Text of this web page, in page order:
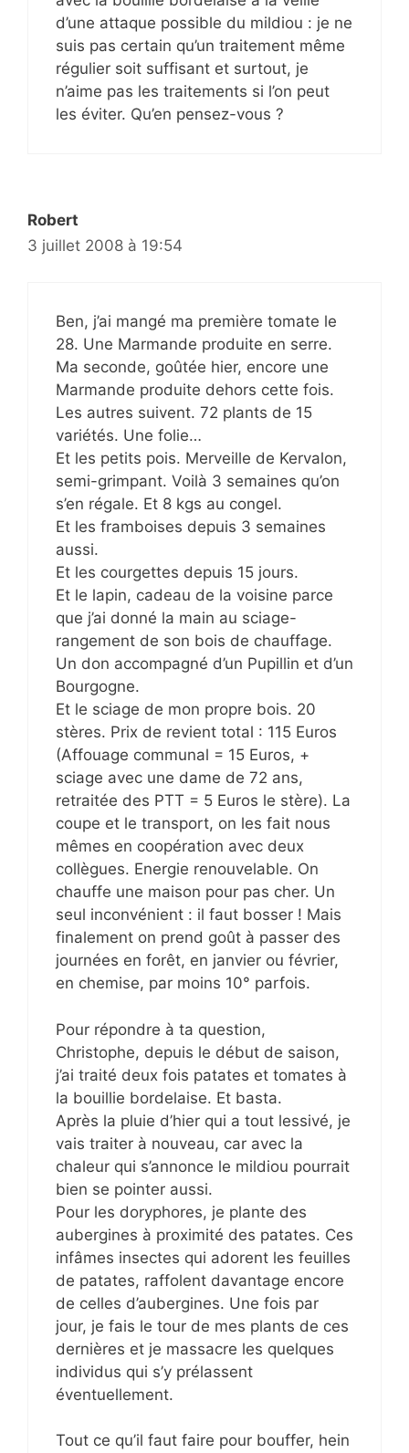
d’une attaque possible du mildiou : je ne
suis pas certain qu’un traitement même
régulier soit suffisant et surtout, je
n’aime pas les traitements si l’on peut
les éviter. Qu’en pensez-vous ?
Robert
3 juillet 2008 à 19:54
Ben, j’ai mangé ma première tomate le
28. Une Marmande produite en serre.
Ma seconde, goûtée hier, encore une
Marmande produite dehors cette fois.
Les autres suivent. 72 plants de 15
variétés. Une folie…
Et les petits pois. Merveille de Kervalon,
semi-grimpant. Voilà 3 semaines qu’on
s’en régale. Et 8 kgs au congel.
Et les framboises depuis 3 semaines
aussi.
Et les courgettes depuis 15 jours.
Et le lapin, cadeau de la voisine parce
que j’ai donné la main au sciage-
rangement de son bois de chauffage.
Un don accompagné d’un Pupillin et d’un
Bourgogne.
Et le sciage de mon propre bois. 20
stères. Prix de revient total : 115 Euros
(Affouage communal = 15 Euros, +
sciage avec une dame de 72 ans,
retraitée des PTT = 5 Euros le stère). La
coupe et le transport, on les fait nous
mêmes en coopération avec deux
collègues. Energie renouvelable. On
chauffe une maison pour pas cher. Un
seul inconvénient : il faut bosser ! Mais
finalement on prend goût à passer des
journées en forêt, en janvier ou février,
en chemise, par moins 10° parfois.
Pour répondre à ta question,
Christophe, depuis le début de saison,
j’ai traité deux fois patates et tomates à
la bouillie bordelaise. Et basta.
Après la pluie d’hier qui a tout lessivé, je
vais traiter à nouveau, car avec la
chaleur qui s’annonce le mildiou pourrait
bien se pointer aussi.
Pour les doryphores, je plante des
aubergines à proximité des patates. Ces
infâmes insectes qui adorent les feuilles
de patates, raffolent davantage encore
de celles d’aubergines. Une fois par
jour, je fais le tour de mes plants de ces
dernières et je massacre les quelques
individus qui s’y prélassent
éventuellement.
Tout ce qu’il faut faire pour bouffer, hein